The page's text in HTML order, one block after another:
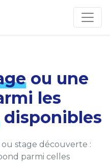
ou une
les
disponibles
stage découverte :
parmi celles